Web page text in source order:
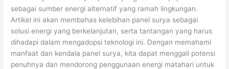
sebagai sumber energi alternatif yang ramah lingkungan.
Artikel ini akan membahas kelebihan panel surya sebagai
solusi energi yang berkelanjutan, serta tantangan yang harus
dihadapi dalam mengadopsi teknologi ini. Dengan memahami
manfaat dan kendala panel surya, kita dapat menggali potensi
penuhnya dan mendorong penggunaan energi matahari untuk